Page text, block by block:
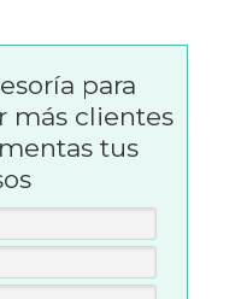
para
más clientes
tus